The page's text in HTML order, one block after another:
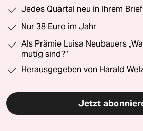
Jedes Quartal neu in Ihrem
Nur 38 Euro im Jahr
Als Prämie Luisa Neubauers
mutig sind?“
Herausgegeben von Harald
Jetzt